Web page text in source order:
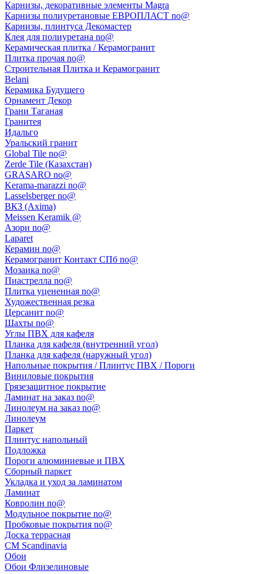
Карнизы, декоративные элементы Magra
Карнизы полиуретановые ЕВРОПЛАСТ no@
Карнизы, плинтуса Декомастер
Клея для полиуретана no@
Керамическая плитка / Керамогранит
Плитка прочая no@
Строительная Плитка и Керамогранит
Belani
Керамика Будущего
Орнамент Декор
Грани Таганая
Гранитея
Идальго
Уральский гранит
Global Tile no@
Zerde Tile (Казахстан)
GRASARO no@
Kerama-marazzi no@
Lasselsberger no@
ВКЗ (Axima)
Meissen Keramik @
Азори no@
Laparet
Керамин no@
Керамогранит Контакт СПб no@
Мозаика no@
Пиастрелла no@
Плитка уцененная no@
Художественная резка
Церсанит no@
Шахты no@
Углы ПВХ для кафеля
Планка для кафеля (внутренний угол)
Планка для кафеля (наружный угол)
Напольные покрытия / Плинтус ПВХ / Пороги
Виниловые покрытия
Грязезащитное покрытие
Ламинат на заказ no@
Линолеум на заказ no@
Линолеум
Паркет
Плинтус напольный
Подложка
Пороги алюминиевые и ПВХ
Сборный паркет
Укладка и уход за ламинатом
Ламинат
Ковролин no@
Модульное покрытие no@
Пробковые покрытия no@
Доска террасная
CM Scandinavia
Обои
Обои Флизелиновые